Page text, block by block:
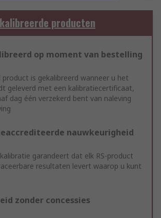
producten
op moment van bestelling
product is gekalibreerd wanneer u het
geleverd met een kalibratiecertificaat,
dag één verzekerd bent van naleving
nauwkeurigheid
garandeert dat elk RS-product
resultaten levert waarop u kunt
zonder concessies